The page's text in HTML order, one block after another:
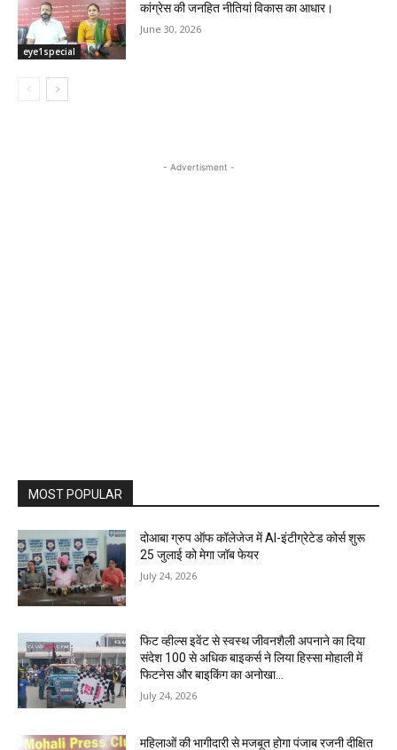
eye1special
कांग्रेस की जनहित नीतियां विकास का आधार।
June 30, 2026
- Advertisment -
MOST POPULAR
दोआबा ग्रुप ऑफ कॉलेजेज में AI-इंटीग्रेटेड कोर्स शुरू
25 जुलाई को मेगा जॉब फेयर
July 24, 2026
फिट व्हील्स इवेंट से स्वस्थ जीवनशैली अपनाने का दिया
संदेश 100 से अधिक बाइकर्स ने लिया हिस्सा मोहाली में
फिटनेस और बाइकिंग का अनोखा...
July 24, 2026
महिलाओं की भागीदारी से मजबूत होगा पंजाब रजनी दीक्षित